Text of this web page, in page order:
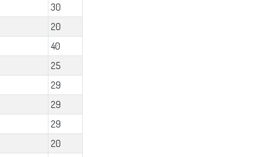
30
20
40
25
29
29
29
20